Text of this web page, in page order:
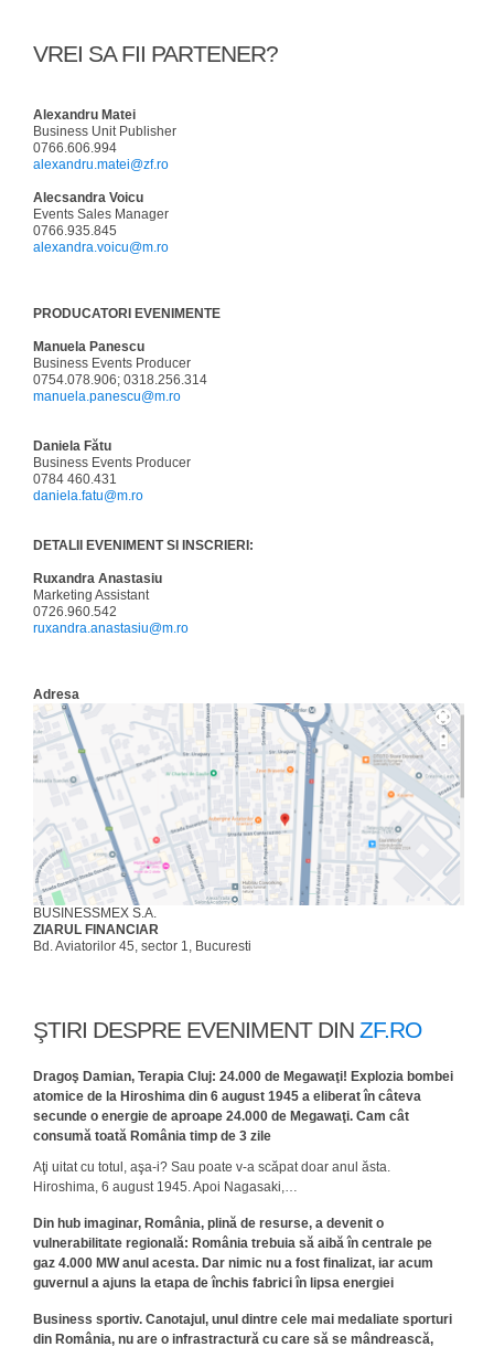
VREI SA FII PARTENER?
Alexandru Matei
Business Unit Publisher
0766.606.994
alexandru.matei@zf.ro
Alecsandra Voicu
Events Sales Manager
0766.935.845
alexandra.voicu@m.ro
PRODUCATORI EVENIMENTE
Manuela Panescu
Business Events Producer
0754.078.906; 0318.256.314
manuela.panescu@m.ro
Daniela Fătu
Business Events Producer
0784 460.431
daniela.fatu@m.ro
DETALII EVENIMENT SI INSCRIERI:
Ruxandra Anastasiu
Marketing Assistant
0726.960.542
ruxandra.anastasiu@m.ro
Adresa
BUSINESSMEX S.A.
ZIARUL FINANCIAR
Bd. Aviatorilor 45, sector 1, Bucuresti
ŞTIRI DESPRE EVENIMENT DIN ZF.RO
Dragoş Damian, Terapia Cluj: 24.000 de Megawaţi! Explozia bombei
atomice de la Hiroshima din 6 august 1945 a eliberat în câteva
secunde o energie de aproape 24.000 de Megawaţi. Cam cât
consumă toată România timp de 3 zile
Aţi uitat cu totul, aşa-i? Sau poate v-a scăpat doar anul ăsta.
Hiroshima, 6 august 1945. Apoi Nagasaki,…
Din hub imaginar, România, plină de resurse, a devenit o
vulnerabilitate regională: România trebuia să aibă în centrale pe
gaz 4.000 MW anul acesta. Dar nimic nu a fost finalizat, iar acum
guvernul a ajuns la etapa de închis fabrici în lipsa energiei
Business sportiv. Canotajul, unul dintre cele mai medaliate sporturi
din România, nu are o infrastractură cu care să se mândrească,